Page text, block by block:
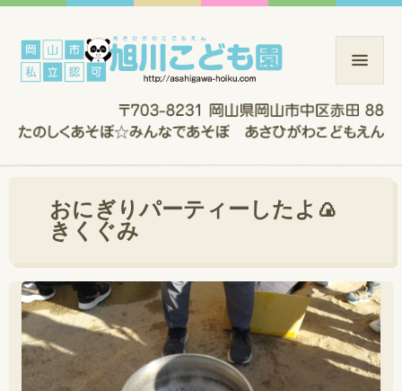
おにぎりパーティーしたよ🍙
きくぐみ